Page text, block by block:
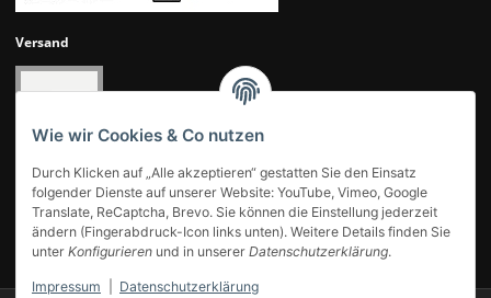
Wie wir Cookies & Co nutzen
Durch Klicken auf „Alle akzeptieren“ gestatten Sie den Einsatz
folgender Dienste auf unserer Website: YouTube, Vimeo, Google
Translate, ReCaptcha, Brevo. Sie können die Einstellung jederzeit
ändern (Fingerabdruck-Icon links unten). Weitere Details finden Sie
unter Konfigurieren und in unserer Datenschutzerklärung.
Impressum Datenschutzerklärung
Versand
UNSERE KUNDENBEWERTUNGEN